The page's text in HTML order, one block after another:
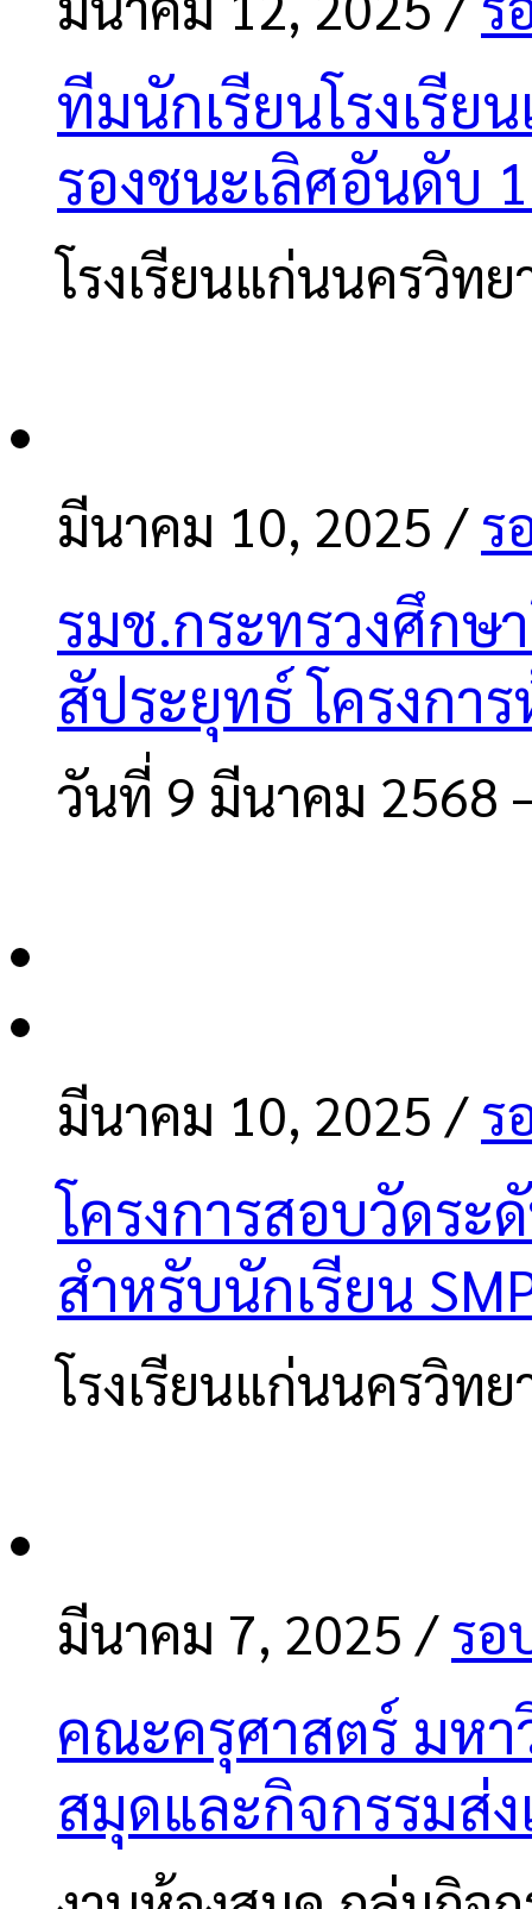
ทีมนักเรียนโรงเรี
รองชนะเลิศอันดับ
โรงเรียนแก่นนครวิท
มีนาคม 10, 2025 / ร
รมช.กระทรวงศึกษ
สัประยุทธ์ โครงกา
วันที่ 9 มีนาคม 2568
มีนาคม 10, 2025 / ร
โครงการสอบวัดระ
สำหรับนักเรียน
โรงเรียนแก่นนครวิท
มีนาคม 7, 2025 / รอ
คณะครุศาสตร์ มหา
สมุดและกิจกรรมส่